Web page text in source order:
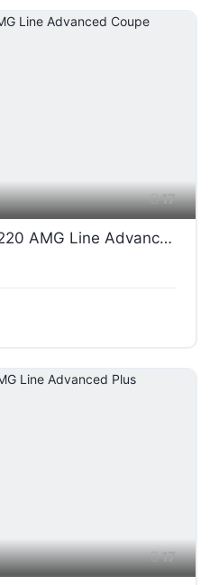
17
Mercedes-Benz GLC 220 AMG Line Advanced Coupe
17